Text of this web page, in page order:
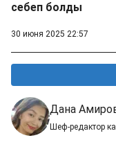
себеп болды
30 июня 2025 22:57
Дана
Шеф-редактор